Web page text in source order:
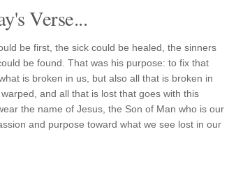
Verse...
be first, the sick could be healed, the sinners
be found. That was his purpose: to fix that
is broken in us, but also all that is broken in
and all that is lost that goes with this
the name of Jesus, the Son of Man who is our
and purpose toward what we see lost in our